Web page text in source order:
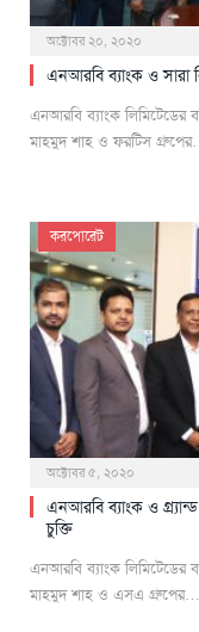
অক্টোবর ২০, ২০২০
এনআরবি ব্যাংক ও সারা
এনআরবি ব্যাংক লিমিটেডের
মাহমুদ শাহ ও ফরটিস
করপোরেট
অক্টোবর ৫, ২০২০
এনআরবি ব্যাংক ও
চুক্তি
এনআরবি ব্যাংক লিমিটেডের
মাহমুদ শাহ ও এসএ গ্রুপের…